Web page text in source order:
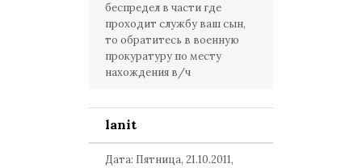
беспредел в части где
проходит службу ваш сын,
то обратитесь в военную
прокуратуру по месту
нахождения в/ч
lanit
Дата: Пятница, 21.10.2011,